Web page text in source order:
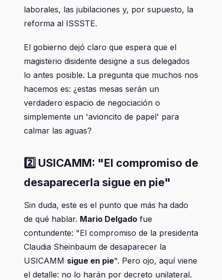
laborales, las jubilaciones y, por supuesto, la
reforma al ISSSTE.
El gobierno dejó claro que espera que el
magisterio disidente designe a sus delegados
lo antes posible. La pregunta que muchos nos
hacemos es: ¿estas mesas serán un
verdadero espacio de negociación o
simplemente un 'avioncito de papel' para
calmar las aguas?
2️⃣ USICAMM: "El compromiso de
desaparecerla sigue en pie"
Sin duda, este es el punto que más ha dado
de qué hablar. Mario Delgado fue
contundente: "El compromiso de la presidenta
Claudia Sheinbaum de desaparecer la
USICAMM sigue en pie". Pero ojo, aquí viene
el detalle: no lo harán por decreto unilateral.